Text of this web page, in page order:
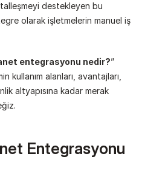
destekleyen bu
olarak işletmelerin manuel iş
entegrasyonu nedir?”
kullanım alanları, avantajları,
altyapısına kadar merak
Entegrasyonu